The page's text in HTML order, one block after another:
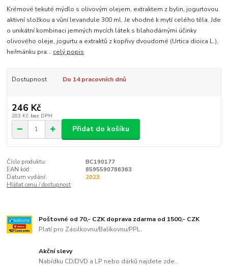
Krémové tekuté mýdlo s olivovým olejem, extraktem z bylin, jogurtovou
aktivní složkou a vůní levandule 300 ml. Je vhodné k mytí celého těla. Jde
o unikátní kombinaci jemných mycích látek s blahodárnými účinky
olivového oleje, jogurtu a extraktů z kopřivy dvoudomé (Urtica dioica L.),
heřmánku pra... celý popis
Dostupnost Do 14 pracovních dnů
246 Kč
203 Kč bez DPH
Přidat do košíku
Číslo produktu:
BC190177
EAN kód:
8595590786363
Datum vydání:
2023
Hlídat cenu / dostupnost
Poštovné od 70,- CZK doprava zdarma od 1500,- CZK
Platí pro Zásilkovnu/Balíkovnu/PPL.
Akční slevy
Nabídku CD/DVD a LP nebo dárků najdete zde..